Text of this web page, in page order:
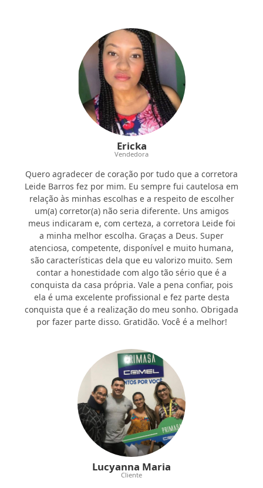
Ericka
Vendedora
Quero agradecer de coração por tudo que a corretora
Leide Barros fez por mim. Eu sempre fui cautelosa em
relação às minhas escolhas e a respeito de escolher
um(a) corretor(a) não seria diferente. Uns amigos
meus indicaram e, com certeza, a corretora Leide foi
a minha melhor escolha. Graças a Deus. Super
atenciosa, competente, disponível e muito humana,
são características dela que eu valorizo muito. Sem
contar a honestidade com algo tão sério que é a
conquista da casa própria. Vale a pena confiar, pois
ela é uma excelente profissional e fez parte desta
conquista que é a realização do meu sonho. Obrigada
por fazer parte disso. Gratidão. Você é a melhor!
Lucyanna Maria
Cliente